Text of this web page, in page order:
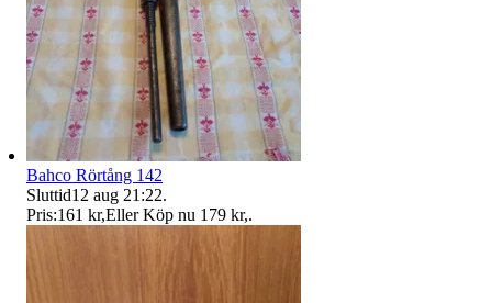
Bahco Rörtång 142
Sluttid12 aug 21:22.
Pris:161 kr,Eller Köp nu 179 kr,.